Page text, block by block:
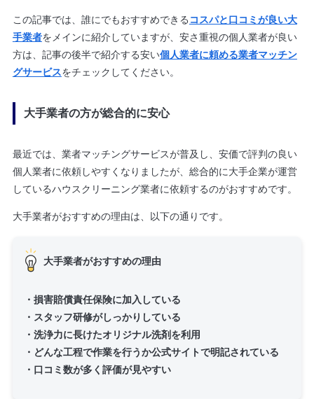
この記事では、誰にでもおすすめできる コスパと口コミが良い大
手業者をメインに紹介していますが、安さ重視の個人業者が良い
方は、記事の後半で紹介する安い個人業者に頼める業者マッチン
グサービスをチェックしてください。
大手業者の方が総合的に安心
最近では、業者マッチングサービスが普及し、安価で評判の良い
個人業者に依頼しやすくなりましたが、総合的に大手企業が運営
しているハウスクリーニング業者に依頼するのがおすすめです。
大手業者がおすすめの理由は、以下の通りです。
大手業者がおすすめの理由
・損害賠償責任保険に加入している
・スタッフ研修がしっかりしている
・洗浄力に長けたオリジナル洗剤を利用
・どんな工程で作業を行うか公式サイトで明記されている
・口コミ数が多く評価が見やすい